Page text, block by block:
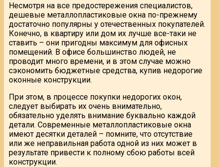
Несмотря на все предостережения специалистов,
дешевые металлопластиковые окна по-прежнему
достаточно популярны у отечественных покупателей.
Конечно, в квартиру или дом их лучше все-таки не
ставить – они пригодны максимум для офисных
помещений. В офисе большинство людей, не
проводит много времени, и в этом случае можно
сэкономить бюджетные средства, купив недорогие
оконные конструкции.
При этом, в процессе покупки недорогих окон,
следует выбирать их очень внимательно,
обязательно уделять внимание буквально каждой
детали. Современные металлопластиковые окна
имеют десятки деталей – помните, что отсутствие
или же неправильная работа одной из них может в
результате привести к полному сбою работы всей
конструкции.